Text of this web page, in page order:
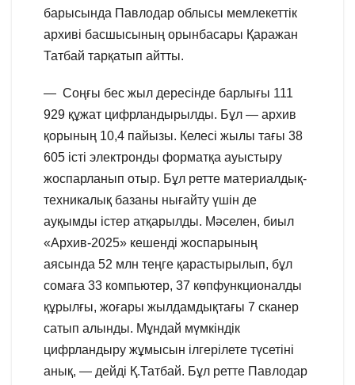
барысында Павлодар облысы мемлекеттік
архиві басшысының орынбасары Қаражан
Татбай тарқатып айтты.
— Соңғы бес жыл дересінде барлығы 111
929 құжат цифрландырылды. Бұл — архив
қорының 10,4 пайызы. Келесі жылы тағы 38
605 істі электронды форматқа ауыстыру
жоспарланып отыр. Бұл ретте материалдық-
техникалық базаны нығайту үшін де
ауқымды істер атқарылды. Мәселен, биыл
«Архив-2025» кешенді жоспарының
аясында 52 млн теңге қарастырылып, бұл
сомаға 33 компьютер, 37 көпфункционалды
құрылғы, жоғары жылдамдықтағы 7 сканер
сатып алынды. Мұндай мүмкіндік
цифрландыру жұмысын ілгерілете түсетіні
анық, — дейді Қ.Татбай. Бұл ретте Павлодар